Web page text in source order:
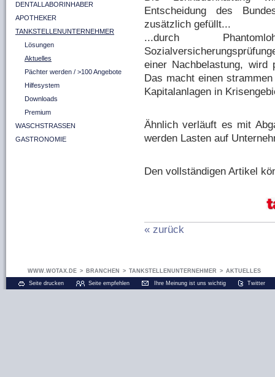
DENTALLABORINHABER
APOTHEKER
TANKSTELLENUNTERNEHMER
Lösungen
Aktuelles
Pächter werden / >100 Angebote
Hilfesystem
Downloads
Premium
WASCHSTRASSEN
GASTRONOMIE
Entscheidung des
zusätzlich gefüllt...
...durch
einer Nachbelastung, wird
Das macht einen
Kapitalanlagen in
Ähnlich verläuft es mit
werden Lasten auf
Den vollständigen Artikel
« zurück
WWW.WOTAX.DE > BRANCHEN > TANKSTELLENUNTERNEHMER > AKTUELLES
Seite drucken
Seite empfehlen Ihre Meinung ist uns wichtig Twitter